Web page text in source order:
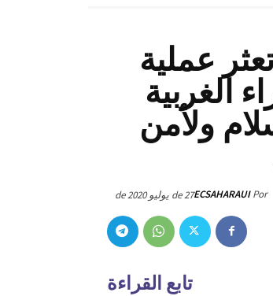
عملية
الغربية
ولأمن
Por
ECSAHARAUI27 de يوليو de 2020
تابع القراءة